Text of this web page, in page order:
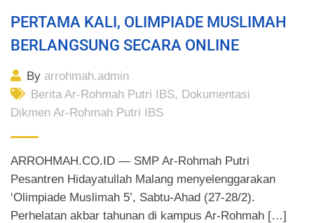
PERTAMA KALI, OLIMPIADE MUSLIMAH
BERLANGSUNG SECARA ONLINE
By arrohmah.admin
Berita Ar-Rohmah Putri IBS, Dokumentasi
Dikmen Ar-Rohmah Putri IBS
ARROHMAH.CO.ID — SMP Ar-Rohmah Putri
Pesantren Hidayatullah Malang menyelenggarakan
‘Olimpiade Muslimah 5’, Sabtu-Ahad (27-28/2).
Perhelatan akbar tahunan di kampus Ar-Rohmah […]